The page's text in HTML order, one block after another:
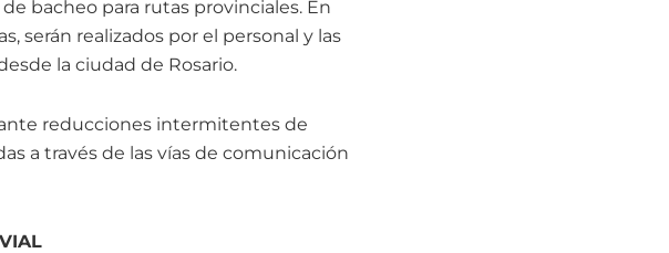
bacheo para rutas provinciales. En
serán realizados por el personal y las
la ciudad de Rosario.
reducciones intermitentes de
a través de las vías de comunicación